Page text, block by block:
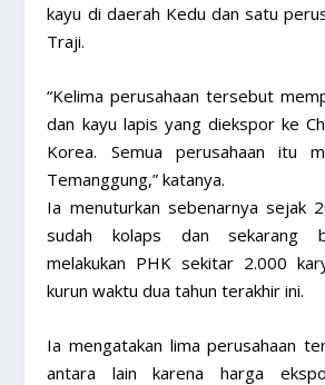
kayu di daerah Kedu dan satu
Traji.
“Kelima perusahaan tersebut
dan kayu lapis yang diekspor ke
Korea. Semua perusahaan itu
Temanggung,” katanya.
Ia menuturkan sebenarnya sejak
sudah kolaps dan sekarang
melakukan PHK sekitar 2.000
kurun waktu dua tahun terakhir ini.
Ia mengatakan lima perusahaan
antara lain karena harga